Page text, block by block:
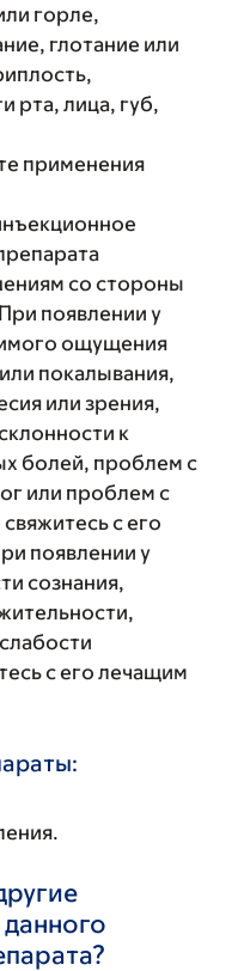
горле,
глотание или
рта, лица, губ,
применения
со стороны
появлении у
ощущения
покалывания,
или зрения,
к
болей, проблем с
или проблем с
с его
появлении у
сознания,
с его лечащим